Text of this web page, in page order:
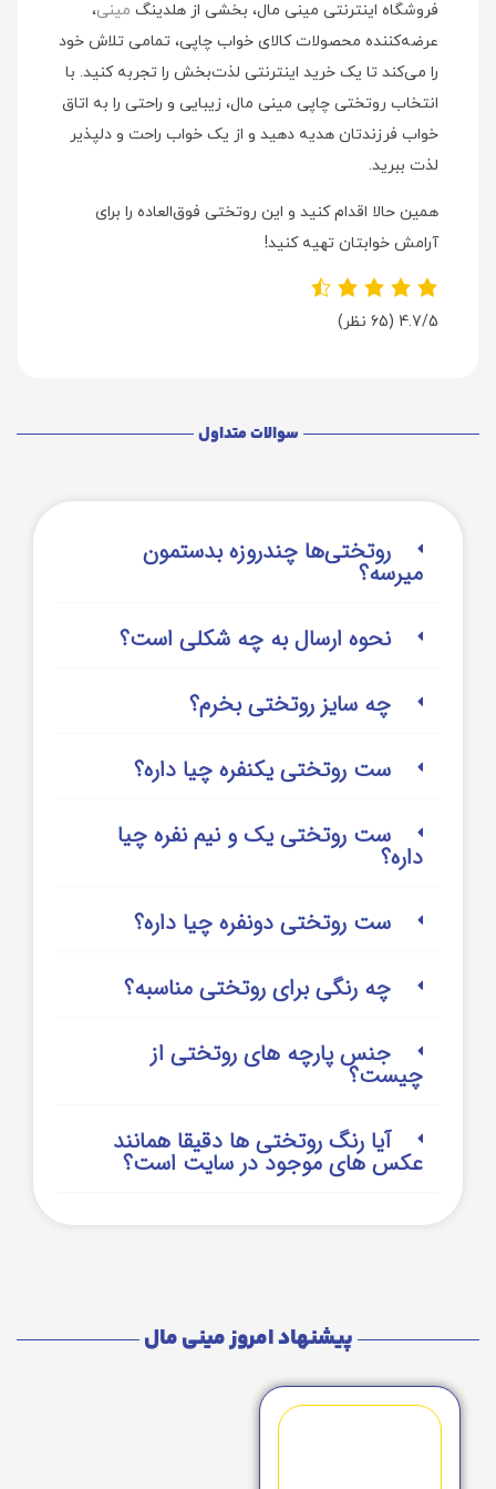
فروشگاه اینترنتی مینی مال، بخشی از هلدینگ مینی،
عرضه‌کننده محصولات کالای خواب چاپی، تمامی تلاش خود
را می‌کند تا یک خرید اینترنتی لذت‌بخش را تجربه کنید. با
انتخاب روتختی چاپی مینی مال، زیبایی و راحتی را به اتاق
خواب فرزندتان هدیه دهید و از یک خواب راحت و دلپذیر
لذت ببرید.
همین حالا اقدام کنید و این روتختی فوق‌العاده را برای
آرامش خوابتان تهیه کنید!
4.7/5 (65 نظر)
سوالات متداول
روتختی‌‌ها چندروزه بدستمون
میرسه؟
نحوه ارسال به چه شکلی است؟
چه سایز روتختی بخرم؟
ست روتختی یکنفره چیا داره؟
ست روتختی یک و نیم نفره چیا
داره؟
ست روتختی دونفره چیا داره؟
چه رنگی برای روتختی مناسبه؟
جنس پارچه های روتختی از
چیست؟
آیا رنگ روتختی ها دقیقا همانند
عکس های موجود در سایت است؟
پیشنهاد امروز مینی مال